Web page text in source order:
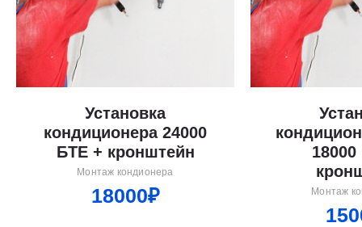
Установка
кондиционера 24000
БТЕ + кронштейн
Монтаж кондионера
18000₽ Монтаж